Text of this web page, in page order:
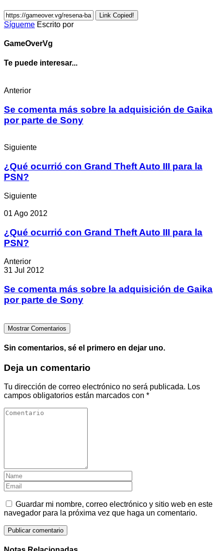
Link Copied!
Sígueme Escrito por
GameOverVg
Te puede interesar...
Anterior
Se comenta más sobre la adquisición de Gaika
por parte de Sony
Siguiente
¿Qué ocurrió con Grand Theft Auto III para la
PSN?
Siguiente
01 Ago 2012
¿Qué ocurrió con Grand Theft Auto III para la
PSN?
Anterior
31 Jul 2012
Se comenta más sobre la adquisición de Gaika
por parte de Sony
Mostrar Comentarios
Sin comentarios, sé el primero en dejar uno.
Deja un comentario
Tu dirección de correo electrónico no será publicada. Los
campos obligatorios están marcados con *
Guardar mi nombre, correo electrónico y sitio web en este
navegador para la próxima vez que haga un comentario.